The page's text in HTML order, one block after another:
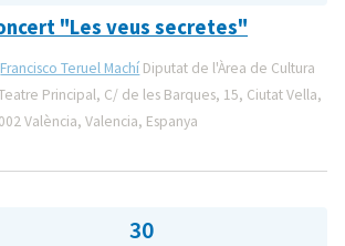
"Les veus secretes"
Francisco Teruel Machí Diputat de l'Àrea de Cultura
Principal, C/ de les Barques, 15, Ciutat Vella,
València, Valencia, Espanya
30